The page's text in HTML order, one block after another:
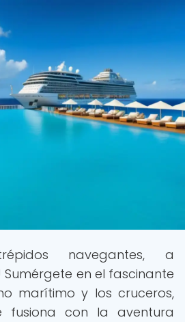
navegantes, a
Sumérgete en el fascinante
marítimo y los cruceros,
fusiona con la aventura